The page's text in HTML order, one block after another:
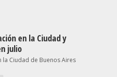
en la Ciudad y
julio
la Ciudad de Buenos Aires